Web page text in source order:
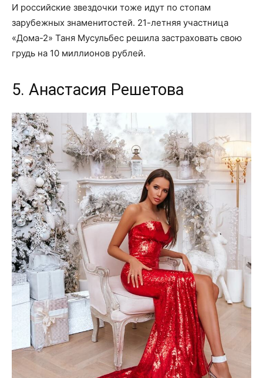
И российские звездочки тоже идут по стопам
зарубежных знаменитостей. 21-летняя участница
«Дома-2» Таня Мусульбес решила застраховать свою
грудь на 10 миллионов рублей.
5. Анастасия Решетова